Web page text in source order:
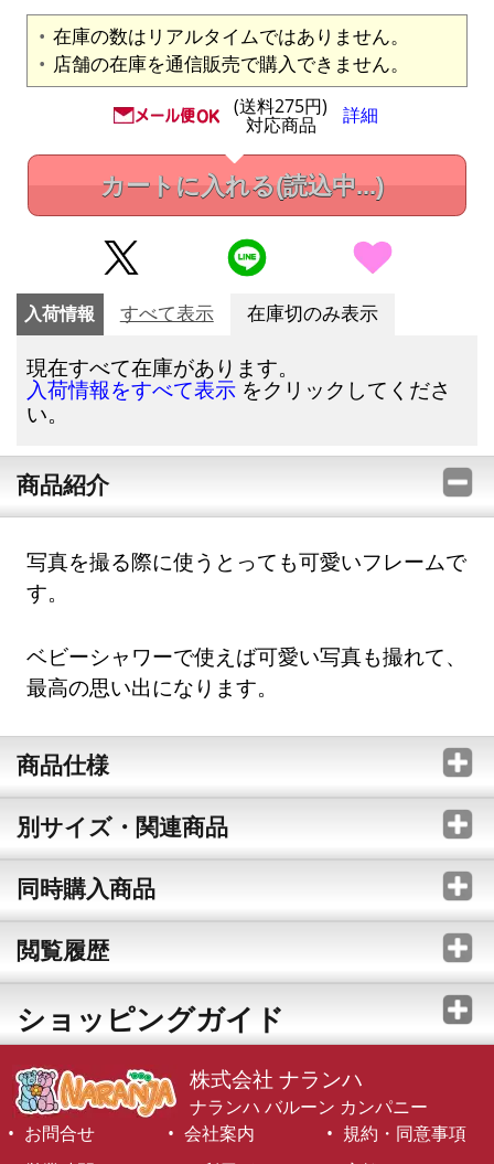
在庫の数はリアルタイムではありません。
店舗の在庫を通信販売で購入できません。
(送料275円)
対応商品 詳細
カートに入れる(読込中...)
入荷情報 すべて表示 在庫切のみ表示
現在すべて在庫があります。
入荷情報をすべて表示 をクリックしてくださ
い。
商品紹介
写真を撮る際に使うとっても可愛いフレームで
す。
ベビーシャワーで使えば可愛い写真も撮れて、
最高の思い出になります。
商品仕様
別サイズ・関連商品
同時購入商品
閲覧履歴
ショッピングガイド
株式会社 ナランハ
ナランハ バルーン カンパニー
お問合せ
会社案内
規約・同意事項